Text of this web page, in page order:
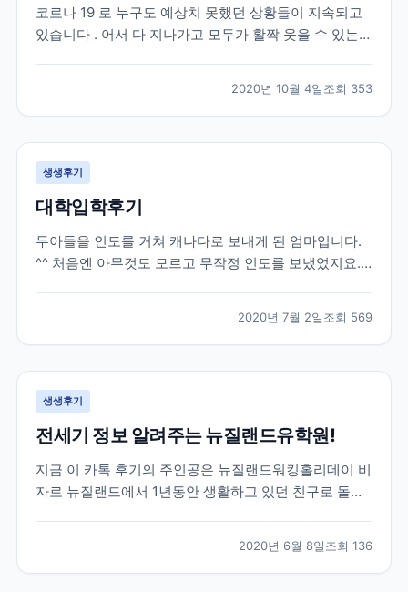
코로나 19 로 누구도 예상치 못했던 상황들이 지속되고
있습니다 . 어서 다 지나가고 모두가 활짝 웃을 수 있는
들이 제 후기를 통해 결정하시는 데 조금이나마 도움이
되길 바라는 마음에 글을 올려 봅니다 . 제...
2020년 10월 4일조회 353
생생후기
대학입학후기
두아들을 인도를 거쳐 캐나다로 보내게 된 엄마입니다.
^^ 처음엔 아무것도 모르고 무작정 인도를 보냈었지요.
니다. 그러다가 큰아들이 캐나다에 정착하고싶고, 워터
루대학교를 목표로 가고싶다하길래 브레이크에듀를 알
게 되었고,...
2020년 7월 2일조회 569
생생후기
전세기 정보 알려주는 뉴질랜드유학원!
지금 이 카톡 후기의 주인공은 뉴질랜드워킹홀리데이 비
자로 뉴질랜드에서 1년동안 생활하고 있던 친구로 돌아
급해지면서 항공권에 대해 고민을 하기 시작했는데요!
그러던 중 주한 뉴질랜드 대사관에서 공지한 전세기 소
2020년 6월 8일조회 136